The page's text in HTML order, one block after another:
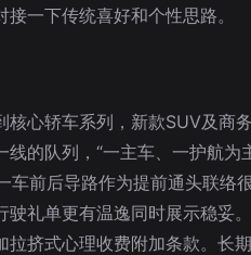
一下传统喜好和个性思路。
心轿车系列，新款SUV及商
的队列，“一主车、一护航为
前后导路作为提前通头联络
礼单更有温逸同时展示稳妥
挤式心理收费附加条款。长